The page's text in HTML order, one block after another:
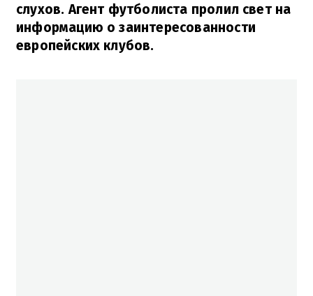
слухов. Агент футболиста пролил свет на
информацию о заинтересованности
европейских клубов.